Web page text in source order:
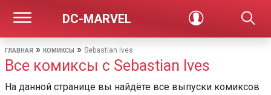
DC-MARVEL
ГЛАВНАЯ » КОМИКСЫ » Sebastian Ives
Все комиксы с Sebastian Ives
На данной странице вы найдёте все выпуски комиксов